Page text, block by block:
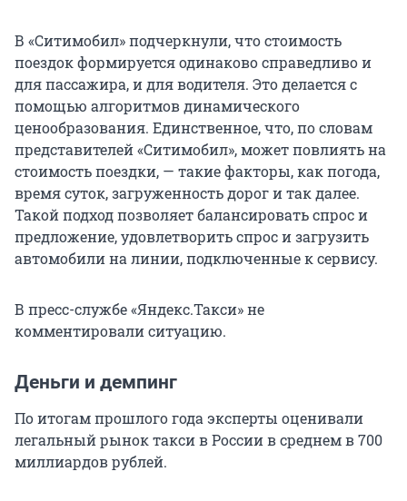
В «Ситимобил» подчеркнули, что стоимость
поездок формируется одинаково справедливо и
для пассажира, и для водителя. Это делается с
помощью алгоритмов динамического
ценообразования. Единственное, что, по словам
представителей «Ситимобил», может повлиять на
стоимость поездки, — такие факторы, как погода,
время суток, загруженность дорог и так далее.
Такой подход позволяет балансировать спрос и
предложение, удовлетворить спрос и загрузить
автомобили на линии, подключенные к сервису.
В пресс-службе «Яндекс.Такси» не
комментировали ситуацию.
Деньги и демпинг
По итогам прошлого года эксперты оценивали
легальный рынок такси в России в среднем в 700
миллиардов рублей.